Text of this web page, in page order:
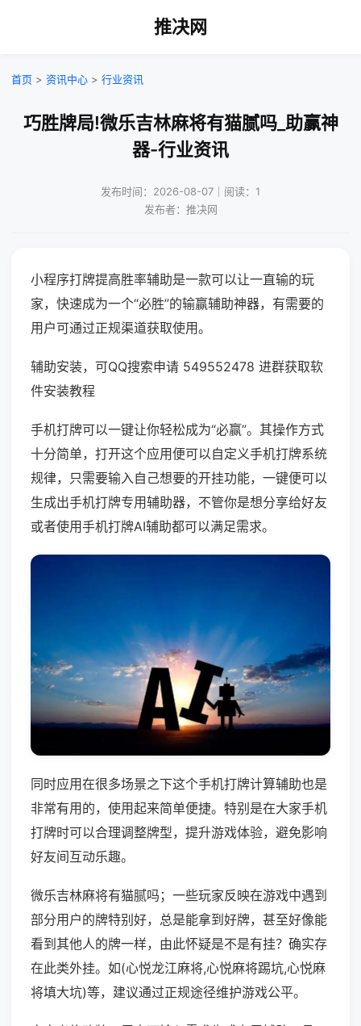
推决网
首页 > 资讯中心 > 行业资讯
巧胜牌局!微乐吉林麻将有猫腻吗_助赢神
器-行业资讯
发布时间：2026-08-07｜阅读：1
发布者：推决网
小程序打牌提高胜率辅助是一款可以让一直输的玩
家，快速成为一个“必胜”的输赢辅助神器，有需要的
用户可通过正规渠道获取使用。
辅助安装，可QQ搜索申请 549552478 进群获取软
件安装教程
手机打牌可以一键让你轻松成为“必赢”。其操作方式
十分简单，打开这个应用便可以自定义手机打牌系统
规律，只需要输入自己想要的开挂功能，一键便可以
生成出手机打牌专用辅助器，不管你是想分享给好友
或者使用手机打牌AI辅助都可以满足需求。
同时应用在很多场景之下这个手机打牌计算辅助也是
非常有用的，使用起来简单便捷。特别是在大家手机
打牌时可以合理调整牌型，提升游戏体验，避免影响
好友间互动乐趣。
微乐吉林麻将有猫腻吗；一些玩家反映在游戏中遇到
部分用户的牌特别好，总是能拿到好牌，甚至好像能
看到其他人的牌一样，由此怀疑是不是有挂？确实存
在此类外挂。如(心悦龙江麻将,心悦麻将踢坑,心悦麻
将填大坑)等，建议通过正规途径维护游戏公平。